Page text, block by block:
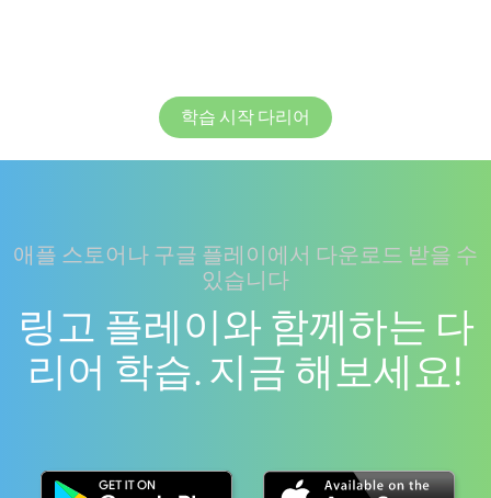
학습 시작 다리어
애플 스토어나 구글 플레이에서 다운로드 받을 수
있습니다
링고 플레이와 함께하는 다
리어 학습. 지금 해보세요!